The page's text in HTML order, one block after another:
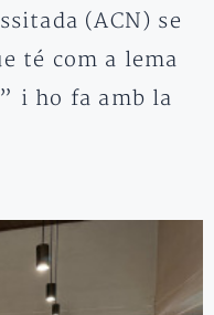
(ACN) se
té com a lema
i ho fa amb la